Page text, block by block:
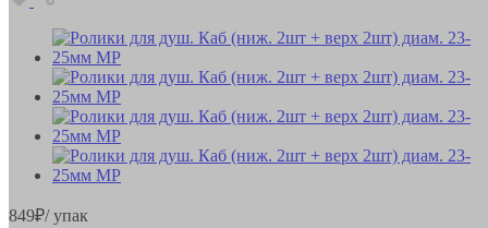
849₽/ упак